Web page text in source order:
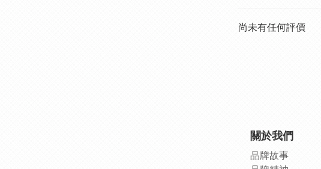
尚未有任何評價
關於我們
品牌故事